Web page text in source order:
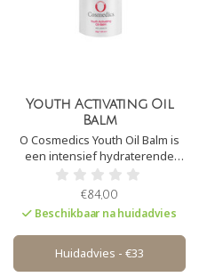
Youth Activating Oil
Balm
O Cosmedics Youth Oil Balm is
een intensief hydraterende
balsem. Het is uitermate
geschikt voor een droge,
vochtarme huid. De balsem
bevat rijke ingrediënten die in
staan zijn om de aangetaste
huidbarriere weer te
herstellen.
€84,00
Beschikbaar na huidadvies
Huidadvies - €33